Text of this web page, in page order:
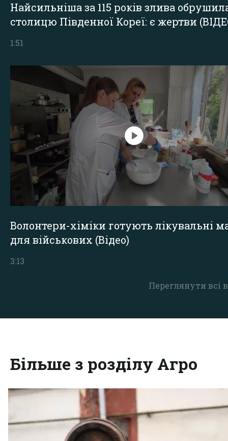
Переглянути всі
Найсильніша за 115 років злива
столицю Південної Кореї: є жертви
1:51
Волонтери-хіміки готують лікувальні
для військових (Відео)
3:13
Більше з розділу Агро